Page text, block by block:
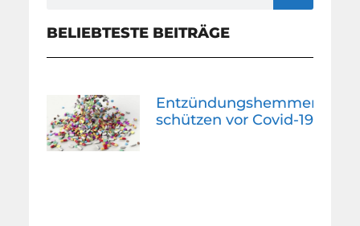
BELIEBTESTE BEITRÄGE
Entzündungshemmer
schützen vor Covid-19